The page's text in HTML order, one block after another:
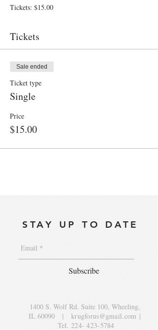
Tickets: $15.00
Tickets
Sale ended
Ticket type
Single
Price
$15.00
STAY UP TO DATE
Subscribe
1400 S. Wolf Rd. Suite 100, Wheeling,
IL 60090 |krugforus@gmail.com |
Tel.224- 423-5784